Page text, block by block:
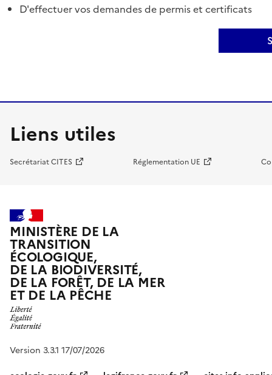
D'effectuer vos demandes de permis et certificats
Liens utiles
Secrétariat CITES Réglementation UE
MINISTÈRE DE LA
TRANSITION
ÉCOLOGIQUE,
DE LA BIODIVERSITÉ,
DE LA FORÊT, DE LA MER
ET DE LA PÊCHE
Version 3.3.1 17/07/2026